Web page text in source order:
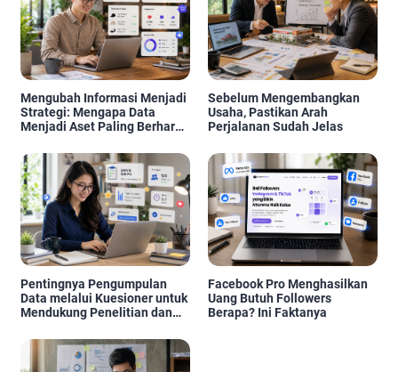
Mengubah Informasi Menjadi
Strategi: Mengapa Data
Menjadi Aset Paling Berharga
Sebelum Mengembangkan
Usaha, Pastikan Arah
Perjalanan Sudah Jelas
Pentingnya Pengumpulan
Data melalui Kuesioner untuk
Mendukung Penelitian dan
Facebook Pro Menghasilkan
Uang Butuh Followers
Berapa? Ini Faktanya